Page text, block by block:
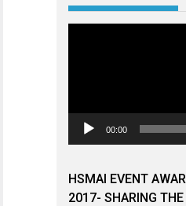
00:00
HSMAI EVENT
2017- SHARING THE